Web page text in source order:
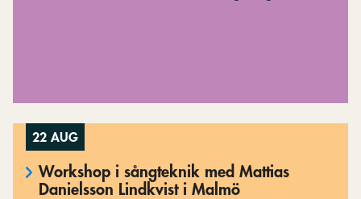
22 AUG
Workshop i sångteknik med Mattias
Danielsson Lindkvist i Malmö